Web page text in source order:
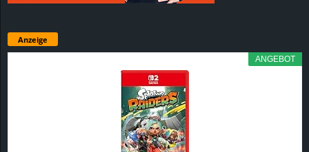
Anzeige
ANGEBOT